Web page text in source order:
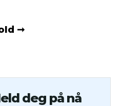
deg på nå